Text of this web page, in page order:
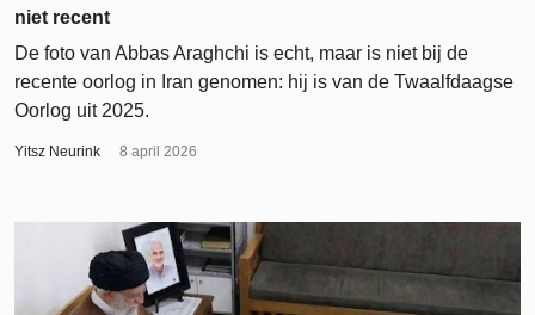
niet recent
De foto van Abbas Araghchi is echt, maar is niet bij de
recente oorlog in Iran genomen: hij is van de Twaalfdaagse
Oorlog uit 2025.
Yitsz Neurink 8 april 2026